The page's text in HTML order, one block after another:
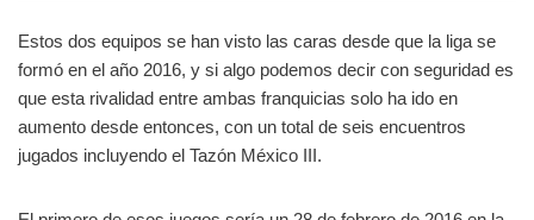
Estos dos equipos se han visto las caras desde que la liga se
formó en el año 2016, y si algo podemos decir con seguridad es
que esta rivalidad entre ambas franquicias solo ha ido en
aumento desde entonces, con un total de seis encuentros
jugados incluyendo el Tazón México III.